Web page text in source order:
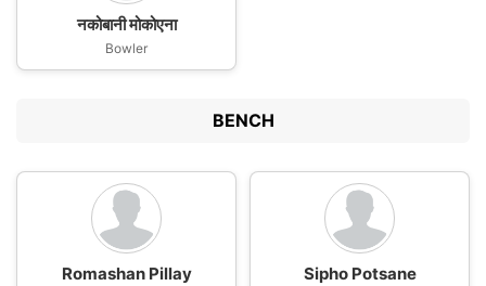
नकोबानी मोकोएना
Bowler
BENCH
Romashan Pillay Sipho Potsane